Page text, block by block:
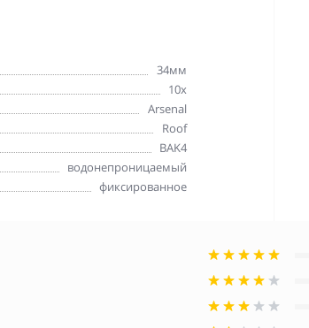
34мм
10x
Arsenal
Roof
BAK4
водонепроницаемый
фиксированное